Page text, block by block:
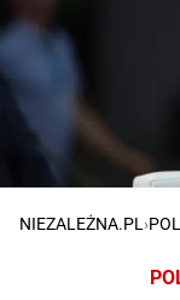
NIEZALEŻNA.PL›